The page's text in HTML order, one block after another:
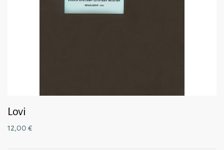
Lovi
12,00 €